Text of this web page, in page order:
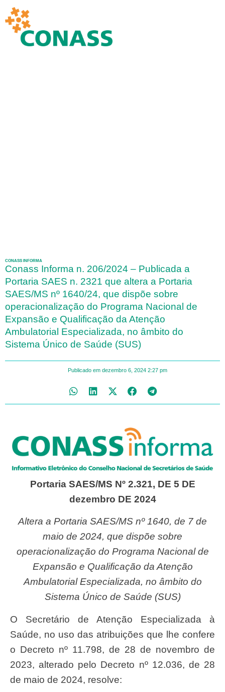
CONASS INFORMA
Conass Informa n. 206/2024 – Publicada a
Portaria SAES n. 2321 que altera a Portaria
SAES/MS nº 1640/24, que dispõe sobre
operacionalização do Programa Nacional de
Expansão e Qualificação da Atenção
Ambulatorial Especializada, no âmbito do
Sistema Único de Saúde (SUS)
Publicado em dezembro 6, 2024 2:27 pm
Portaria SAES/MS Nº 2.321, DE 5 DE
dezembro DE 2024
Altera a Portaria SAES/MS nº 1640, de 7 de
maio de 2024, que dispõe sobre
operacionalização do Programa Nacional de
Expansão e Qualificação da Atenção
Ambulatorial Especializada, no âmbito do
Sistema Único de Saúde (SUS)
O Secretário de Atenção Especializada à
Saúde, no uso das atribuições que lhe confere
o Decreto nº 11.798, de 28 de novembro de
2023, alterado pelo Decreto nº 12.036, de 28
de maio de 2024, resolve: